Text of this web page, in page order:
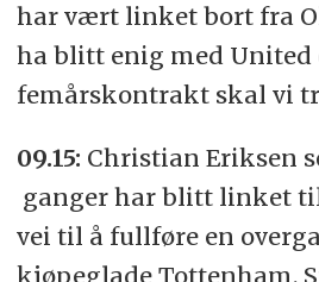
har vært linket bort fra
ha blitt enig med United
femårskontrakt skal vi
09.15: Christian Eriksen
ganger har blitt linket
vei til å fullføre en
kjøpeglade Tottenham.